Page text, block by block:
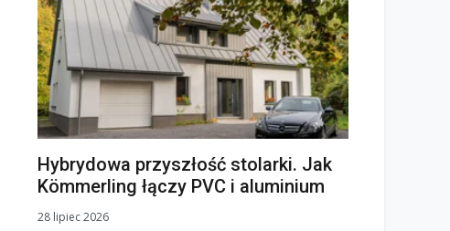
Hybrydowa przyszłość stolarki. Jak
Kömmerling łączy PVC i aluminium
28 lipiec 2026